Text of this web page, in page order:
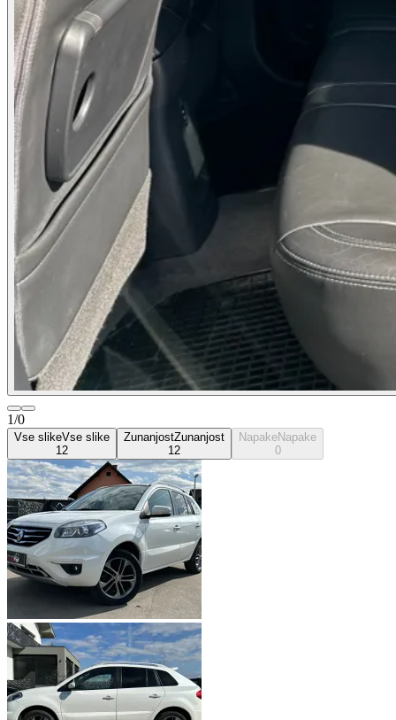
1/0
Vse slikeVse slike
12
ZunanjostZunanjost
12
NapakeNapake
0